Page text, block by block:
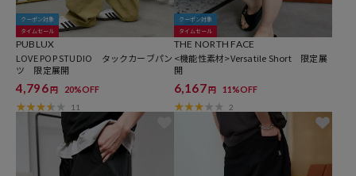
クーポン対象
タイムセール
PUBLUX
LOVE POP STUDIO タックカーブパン
ツ 限定展開
4,796 円 20%OFF
11
クーポン対象
タイムセール
THE NORTH FACE
<機能性素材>Versatile Short 限定展
開
6,167 円 11%OFF
2